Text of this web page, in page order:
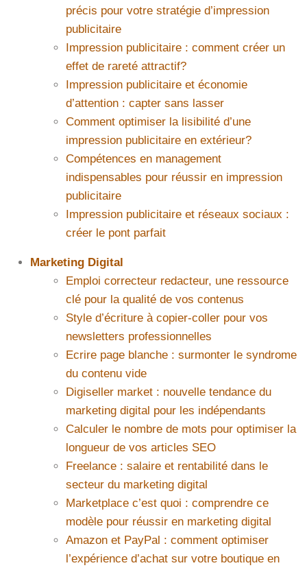
précis pour votre stratégie d’impression
publicitaire
Impression publicitaire : comment créer un
effet de rareté attractif?
Impression publicitaire et économie
d’attention : capter sans lasser
Comment optimiser la lisibilité d’une
impression publicitaire en extérieur?
Compétences en management
indispensables pour réussir en impression
publicitaire
Impression publicitaire et réseaux sociaux :
créer le pont parfait
Marketing Digital
Emploi correcteur redacteur, une ressource
clé pour la qualité de vos contenus
Style d’écriture à copier-coller pour vos
newsletters professionnelles
Ecrire page blanche : surmonter le syndrome
du contenu vide
Digiseller market : nouvelle tendance du
marketing digital pour les indépendants
Calculer le nombre de mots pour optimiser la
longueur de vos articles SEO
Freelance : salaire et rentabilité dans le
secteur du marketing digital
Marketplace c’est quoi : comprendre ce
modèle pour réussir en marketing digital
Amazon et PayPal : comment optimiser
l’expérience d’achat sur votre boutique en